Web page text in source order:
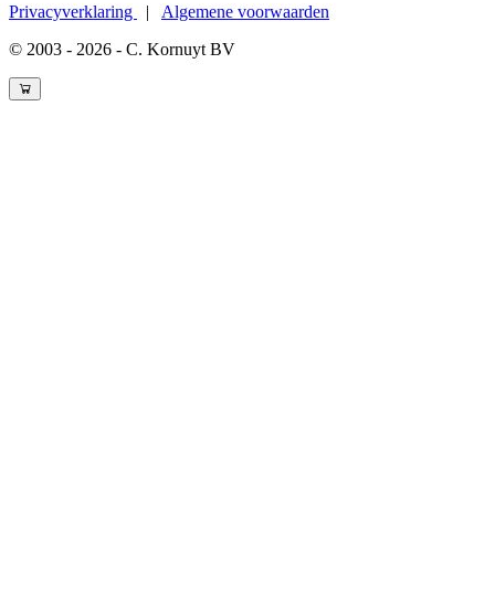
Privacyverklaring | Algemene voorwaarden
© 2003 - 2026 - C. Kornuyt BV